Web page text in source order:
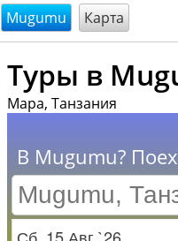
@endsectiom
Mugumu Карта
Туры в
Мара, Танзания
В Mugumu?
Заезд